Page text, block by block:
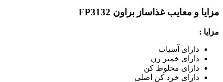
مزایا و معایب غذاساز براون FP3132
مزایا :
دارای آسیاب
دارای خمیر زن
دارای مخلوط کن
دارای خرد کن اصلی